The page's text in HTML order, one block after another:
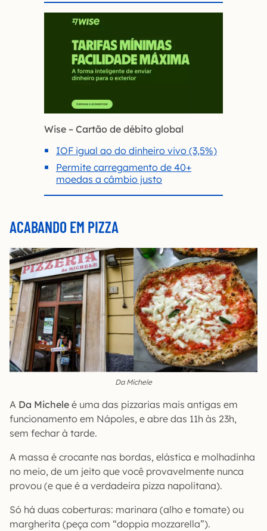
Wise – Cartão de débito global
IOF igual ao do dinheiro vivo (3,5%)
Permite carregamento de 40+
moedas a câmbio justo
ACABANDO EM PIZZA
Da Michele
A Da Michele é uma das pizzarias mais antigas em
funcionamento em Nápoles, e abre das 11h às 23h,
sem fechar à tarde.
A massa é crocante nas bordas, elástica e molhadinha
no meio, de um jeito que você provavelmente nunca
provou (e que é a verdadeira pizza napolitana).
Só há duas coberturas: marinara (alho e tomate) ou
margherita (peça com “doppia mozzarella”).